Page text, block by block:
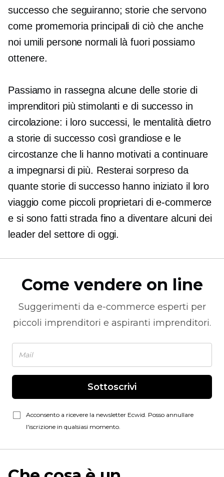
successo che seguiranno; storie che servono
come promemoria principali di ciò che anche
noi umili persone normali là fuori possiamo
ottenere.
Passiamo in rassegna alcune delle storie di
imprenditori più stimolanti e di successo in
circolazione: i loro successi, le mentalità dietro
a storie di successo così grandiose e le
circostanze che li hanno motivati ​​a continuare
a impegnarsi di più. Resterai sorpreso da
quante storie di successo hanno iniziato il loro
viaggio come piccoli proprietari di e-commerce
e si sono fatti strada fino a diventare alcuni dei
leader del settore di oggi.
Come vendere on line
Suggerimenti da e-commerce esperti per
piccoli imprenditori e aspiranti imprenditori.
Sottoscrivi
Acconsento a ricevere la newsletter Ecwid. Posso annullare
l'iscrizione in qualsiasi momento.